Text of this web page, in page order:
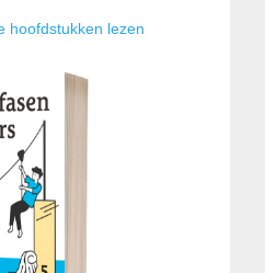
hoofdstukken lezen